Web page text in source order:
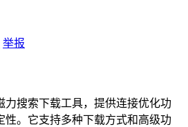
举报
力搜索下载工具，提供连接优化功
性。它支持多种下载方式和高级功